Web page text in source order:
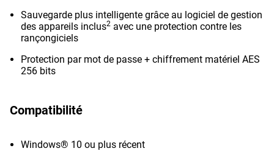
Sauvegarde plus intelligente grâce au logiciel de gestion
des appareils inclus2 avec une protection contre les
rançongiciels
Protection par mot de passe + chiffrement matériel AES
256 bits
Compatibilité
Windows® 10 ou plus récent